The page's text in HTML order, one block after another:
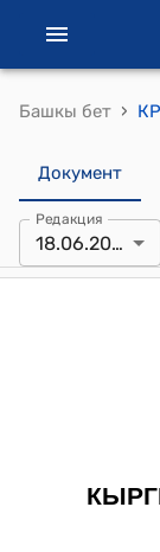
Башкы бет ›
Документ
Редакция
18.06.2025